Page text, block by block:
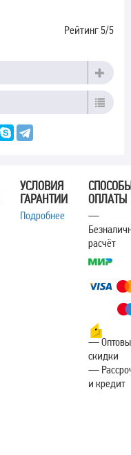
Рейтинг 5/5
УСЛОВИЯ
ГАРАНТИИ
Подробнее
ОПЛАТЫ
—
расчёт
—
скидки
—
и кредит